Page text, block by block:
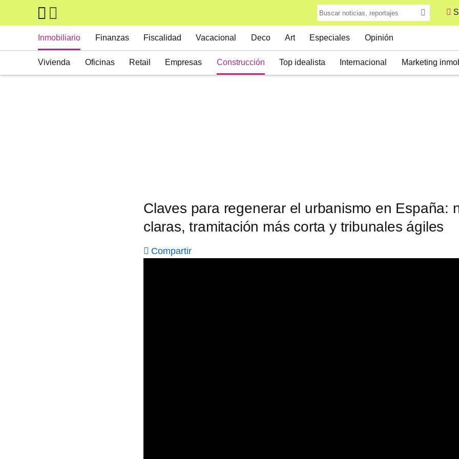
Skip to main content
Inmobiliario
Vivienda Oficinas Retail Empresas Construcción Top idealista Internacional Marketing
Finanzas Fiscalidad Vacacional Deco Art Especiales Opinión
Claves para regenerar el urbanismo en España:
claras, tramitación más corta y tribunales ágiles
Compartir